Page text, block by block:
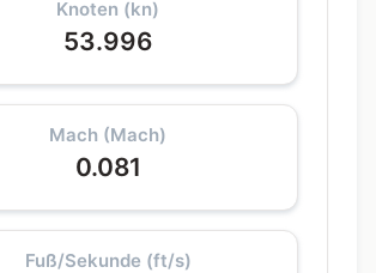
Knoten (kn)
53.996
Mach (Mach)
0.081
Fuß/Sekunde (ft/s)